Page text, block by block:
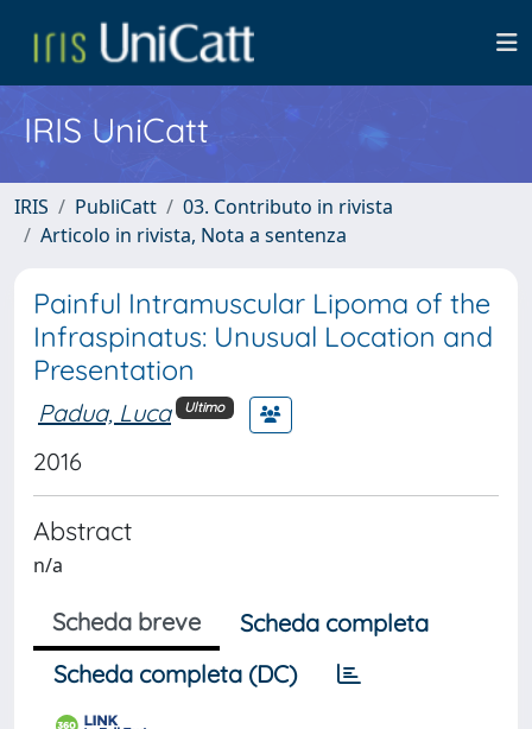
IRIS UniCatt
IRIS PubliCatt
03. Contributo in rivista
Articolo in rivista, Nota a sentenza
Painful Intramuscular Lipoma of the
Infraspinatus: Unusual Location and
Presentation
Padua, Luca Ultimo
2016
Abstract
n/a
Scheda breve
Scheda completa
Scheda completa (DC)